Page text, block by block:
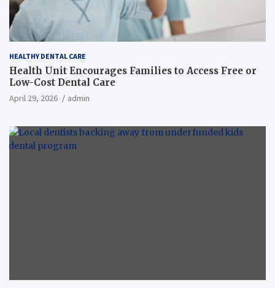
HEALTHY DENTAL CARE
Health Unit Encourages Families to Access Free or
Low-Cost Dental Care
April 29, 2026 admin